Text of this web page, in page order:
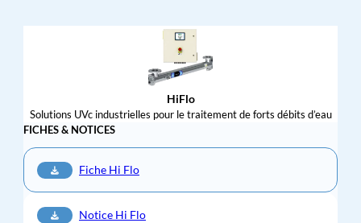
HiFlo
Solutions UVc industrielles pour le traitement de forts débits d’eau
FICHES & NOTICES
Fiche Hi Flo
Notice Hi Flo